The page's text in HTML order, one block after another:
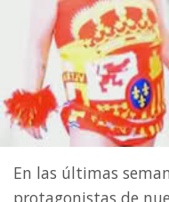
En las últimas